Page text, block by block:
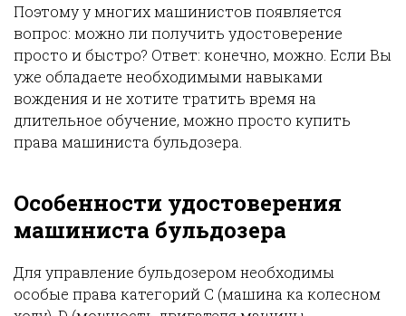
Поэтому у многих машинистов появляется
вопрос: можно ли получить удостоверение
просто и быстро? Ответ: конечно, можно. Если Вы
уже обладаете необходимыми навыками
вождения и не хотите тратить время на
длительное обучение, можно просто купить
права машиниста бульдозера.
Особенности удостоверения
машиниста бульдозера
Для управление бульдозером необходимы
особые права категорий С (машина ка колесном